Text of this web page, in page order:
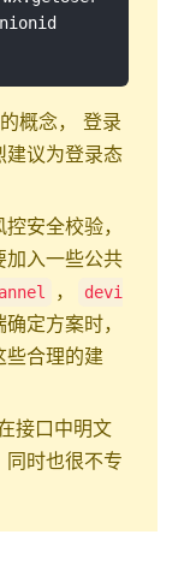
的概念， 登录
建议为登录态
安全校验，
加入一些公共
，
devi
定方案时，
些合理的建
接口中明文
时也很不专